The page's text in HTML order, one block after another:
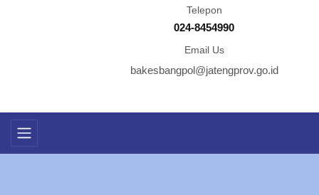
Telepon
024-8454990
Email Us
bakesbangpol@jatengprov.go.id